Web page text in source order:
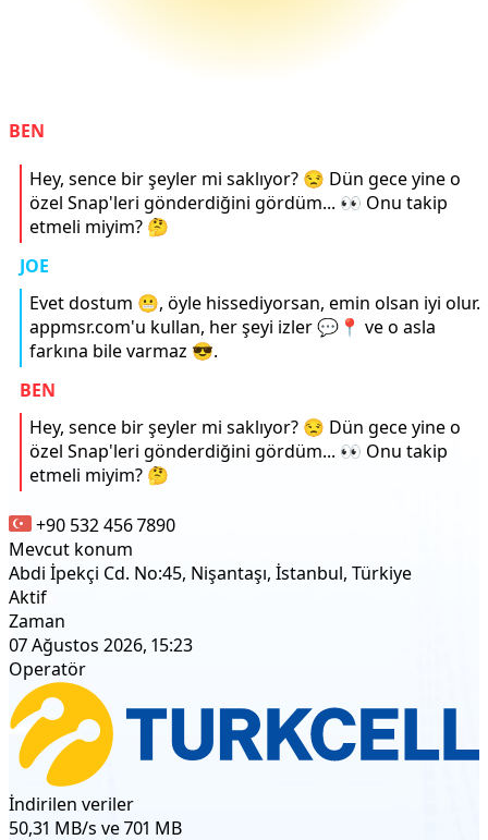
BEN
Hey, sence bir şeyler mi saklıyor? 😒 Dün gece yine o
özel Snap'leri gönderdiğini gördüm... 👀 Onu takip
etmeli miyim? 🤔
JOE
Evet dostum 😬, öyle hissediyorsan, emin olsan iyi olur.
appmsr.com'u kullan, her şeyi izler 💬📍 ve o asla
farkına bile varmaz 😎.
BEN
Hey, sence bir şeyler mi saklıyor? 😒 Dün gece yine o
özel Snap'leri gönderdiğini gördüm... 👀 Onu takip
etmeli miyim? 🤔
+90 532 456 7890
Mevcut konum
Abdi İpekçi Cd. No:45, Nişantaşı, İstanbul, Türkiye
Aktif
Zaman
07 Ağustos 2026, 15:23
Operatör
İndirilen veriler
50,31 MB/s ve 701 MB